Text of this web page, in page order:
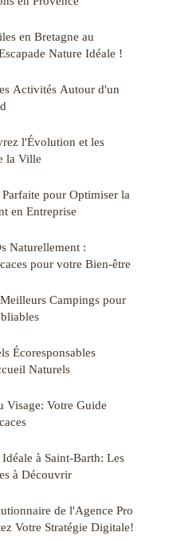
en Bretagne au
Nature Idéale !
Activités Autour d'un
l'Évolution et les
la Ville
pour Optimiser la
en Entreprise
Naturellement :
pour votre Bien-être
Campings pour
Écoresponsables
Naturels
Visage: Votre Guide
à Saint-Barth: Les
à Découvrir
de l'Agence Pro
Votre Stratégie Digitale!